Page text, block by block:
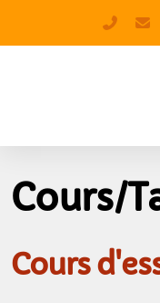
+41
Cours/
Cours